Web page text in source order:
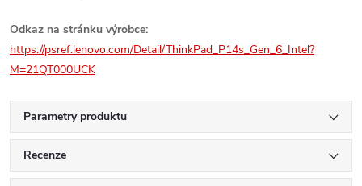
Odkaz na stránku výrobce:
https://psref.lenovo.com/Detail/ThinkPad_P14s_Gen_6_Intel?
M=21QT000UCK
Parametry produktu
Recenze